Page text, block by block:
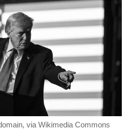
via Wikimedia Commons